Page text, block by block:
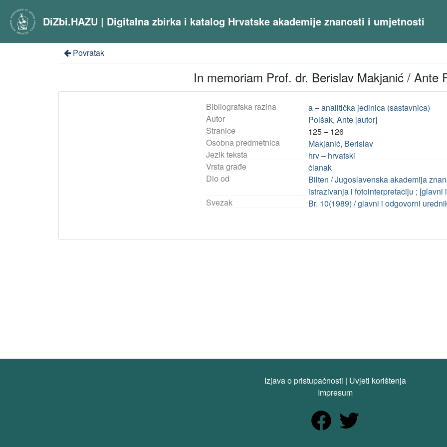
DiZbi.HAZU | Digitalna zbirka i katalog Hrvatske akademije znanosti i umjetnosti
Povratak
In memoriam Prof. dr. Berislav Makjanić / Ante
Bibliografska razina
a – analitička jedinica (sastavnica)
Autor
Polšak, Ante [autor]
Stranice
125 – 126
Osobna predmetnica
Makjanić, Berislav
Jezik teksta
hrv – hrvatski
Vrsta građe
članak
Dio od
Bilten / Jugoslavenska akademija
istrazivanja i fotointerpretaciju ;
Svezak
Br. 10(1989) / glavni i odgovorni
Izjava o pristupačnosti | Uvjeti korištenja
Impresum